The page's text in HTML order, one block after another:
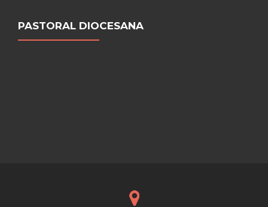
PASTORAL DIOCESANA